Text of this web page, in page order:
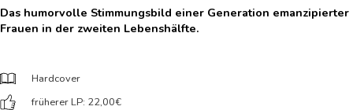
Das humorvolle Stimmungsbild einer Generation emanzipierter
Frauen in der zweiten Lebenshälfte.
Hardcover
früherer LP: 22,00€